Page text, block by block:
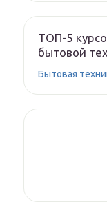
ТОП-5
бытовой
Бытовая